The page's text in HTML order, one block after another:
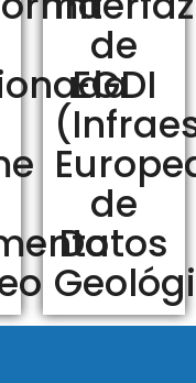
de
EGDI
de
Datos